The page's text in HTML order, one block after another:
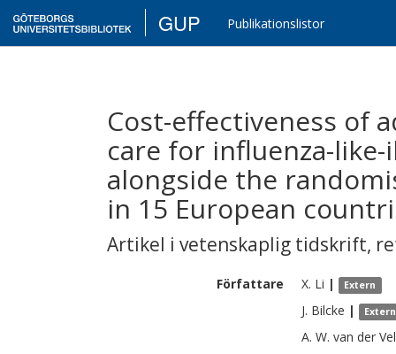
GUP Publikationslistor
Cost-effectiveness of
care for influenza-
alongside the
in 15 European
Artikel i vetenskaplig tidskrift,
Författare X. Li | Extern
J. Bilcke | Extern
A. W. van der